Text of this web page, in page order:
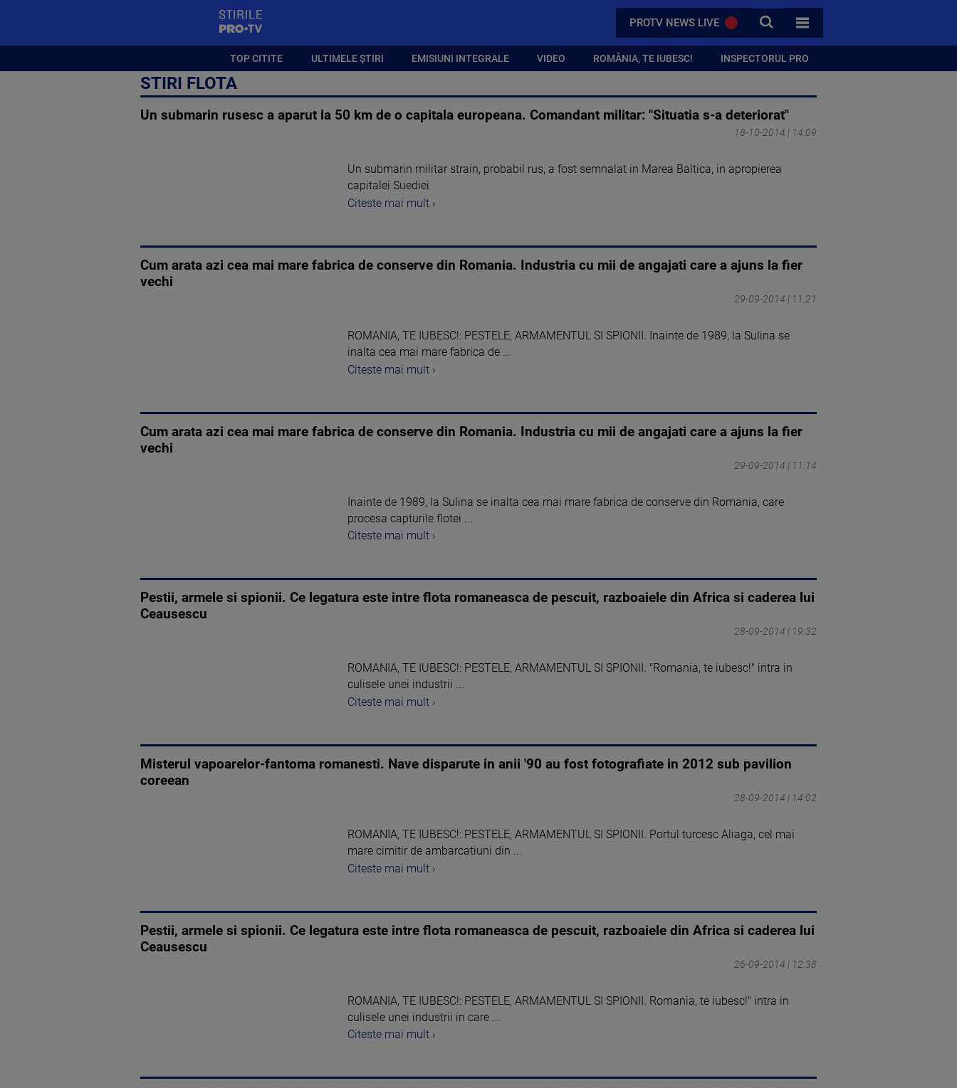
PROTV NEWS LIVE CAUTA
TOATE CATEGORIILE
TOP CITITE ULTIMELE ȘTIRI EMISIUNI INTEGRALE VIDEO ROMÂNIA, TE IUBESC! INSPECTORUL PRO
STIRI FLOTA
Un submarin rusesc a aparut la 50 km de o capitala europeana. Comandant militar: "Situatia s-a deteriorat"
18-10-2014 | 14:09
Un submarin militar strain, probabil rus, a fost semnalat in Marea Baltica, in apropierea
capitalei Suediei
Citeste mai mult ›
Cum arata azi cea mai mare fabrica de conserve din Romania. Industria cu mii de angajati care a ajuns la fier
vechi
29-09-2014 | 11:21
ROMANIA, TE IUBESC!: PESTELE, ARMAMENTUL SI SPIONII. Inainte de 1989, la Sulina se
inalta cea mai mare fabrica de ...
Citeste mai mult ›
Cum arata azi cea mai mare fabrica de conserve din Romania. Industria cu mii de angajati care a ajuns la fier
vechi
29-09-2014 | 11:14
Inainte de 1989, la Sulina se inalta cea mai mare fabrica de conserve din Romania, care
procesa capturile flotei ...
Citeste mai mult ›
Pestii, armele si spionii. Ce legatura este intre flota romaneasca de pescuit, razboaiele din Africa si caderea lui
Ceausescu
28-09-2014 | 19:32
ROMANIA, TE IUBESC!: PESTELE, ARMAMENTUL SI SPIONII. "Romania, te iubesc!" intra in
culisele unei industrii ...
Citeste mai mult ›
Misterul vapoarelor-fantoma romanesti. Nave disparute in anii '90 au fost fotografiate in 2012 sub pavilion
coreean
28-09-2014 | 14:02
ROMANIA, TE IUBESC!: PESTELE, ARMAMENTUL SI SPIONII. Portul turcesc Aliaga, cel mai
mare cimitir de ambarcatiuni din ...
Citeste mai mult ›
Pestii, armele si spionii. Ce legatura este intre flota romaneasca de pescuit, razboaiele din Africa si caderea lui
Ceausescu
26-09-2014 | 12:38
ROMANIA, TE IUBESC!: PESTELE, ARMAMENTUL SI SPIONII. Romania, te iubesc!" intra in
culisele unei industrii in care ...
Citeste mai mult ›